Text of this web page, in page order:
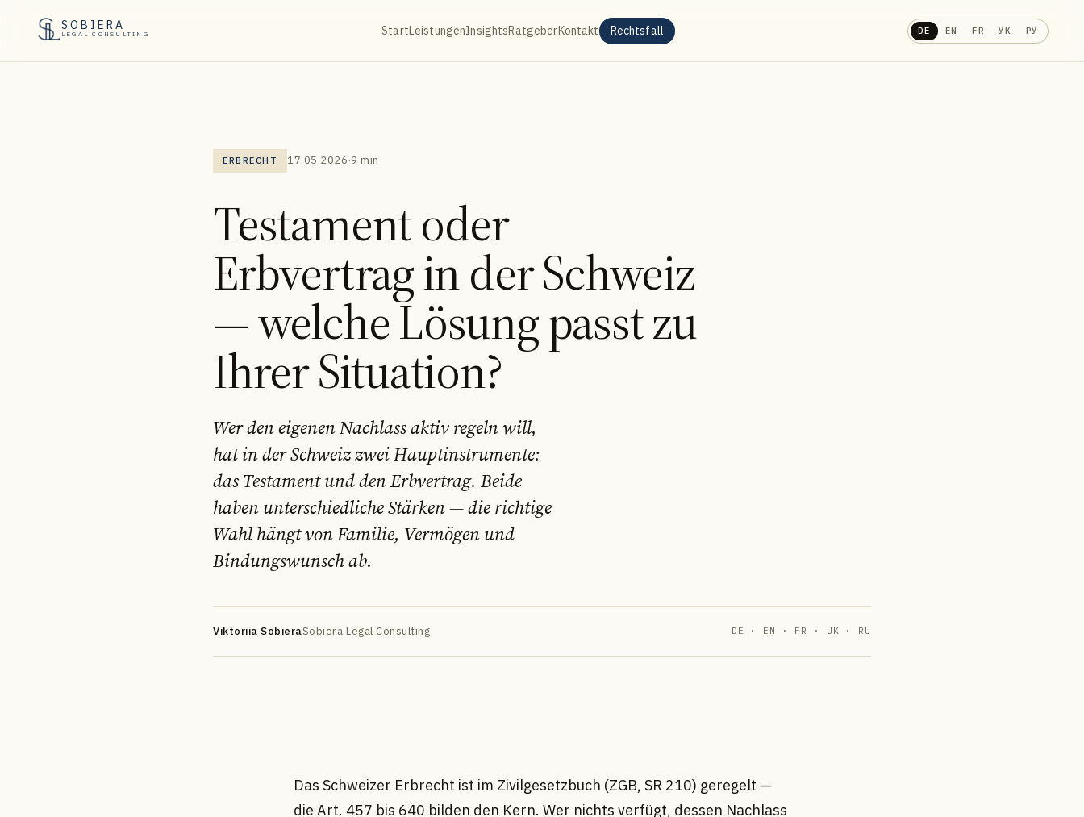
SOBIERA
LEGAL CONSULTING StartLeistungenInsightsRatgeberKontakt Rechtsfall DE EN FR УК РУ
ERBRECHT 17.05.2026·9 min
Testament oder
Erbvertrag in der Schweiz
— welche Lösung passt zu
Ihrer Situation?
Wer den eigenen Nachlass aktiv regeln will,
hat in der Schweiz zwei Hauptinstrumente:
das Testament und den Erbvertrag. Beide
haben unterschiedliche Stärken — die richtige
Wahl hängt von Familie, Vermögen und
Bindungswunsch ab.
Viktoriia SobieraSobiera Legal Consulting DE · EN · FR · UK · RU
Das Schweizer Erbrecht ist im Zivilgesetzbuch (ZGB, SR 210) geregelt —
die Art. 457 bis 640 bilden den Kern. Wer nichts verfügt, dessen Nachlass